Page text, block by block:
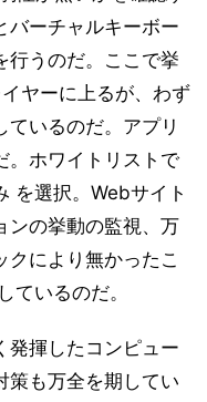
バーチャルキーボー
行うのだ。ここで挙
ヤーに上るが、わず
ているのだ。アプリ
。ホワイトリストで
を選択。Webサイト
ンの挙動の監視、万
クにより無かったこ
ているのだ。
発揮したコンピュー
策も万全を期してい